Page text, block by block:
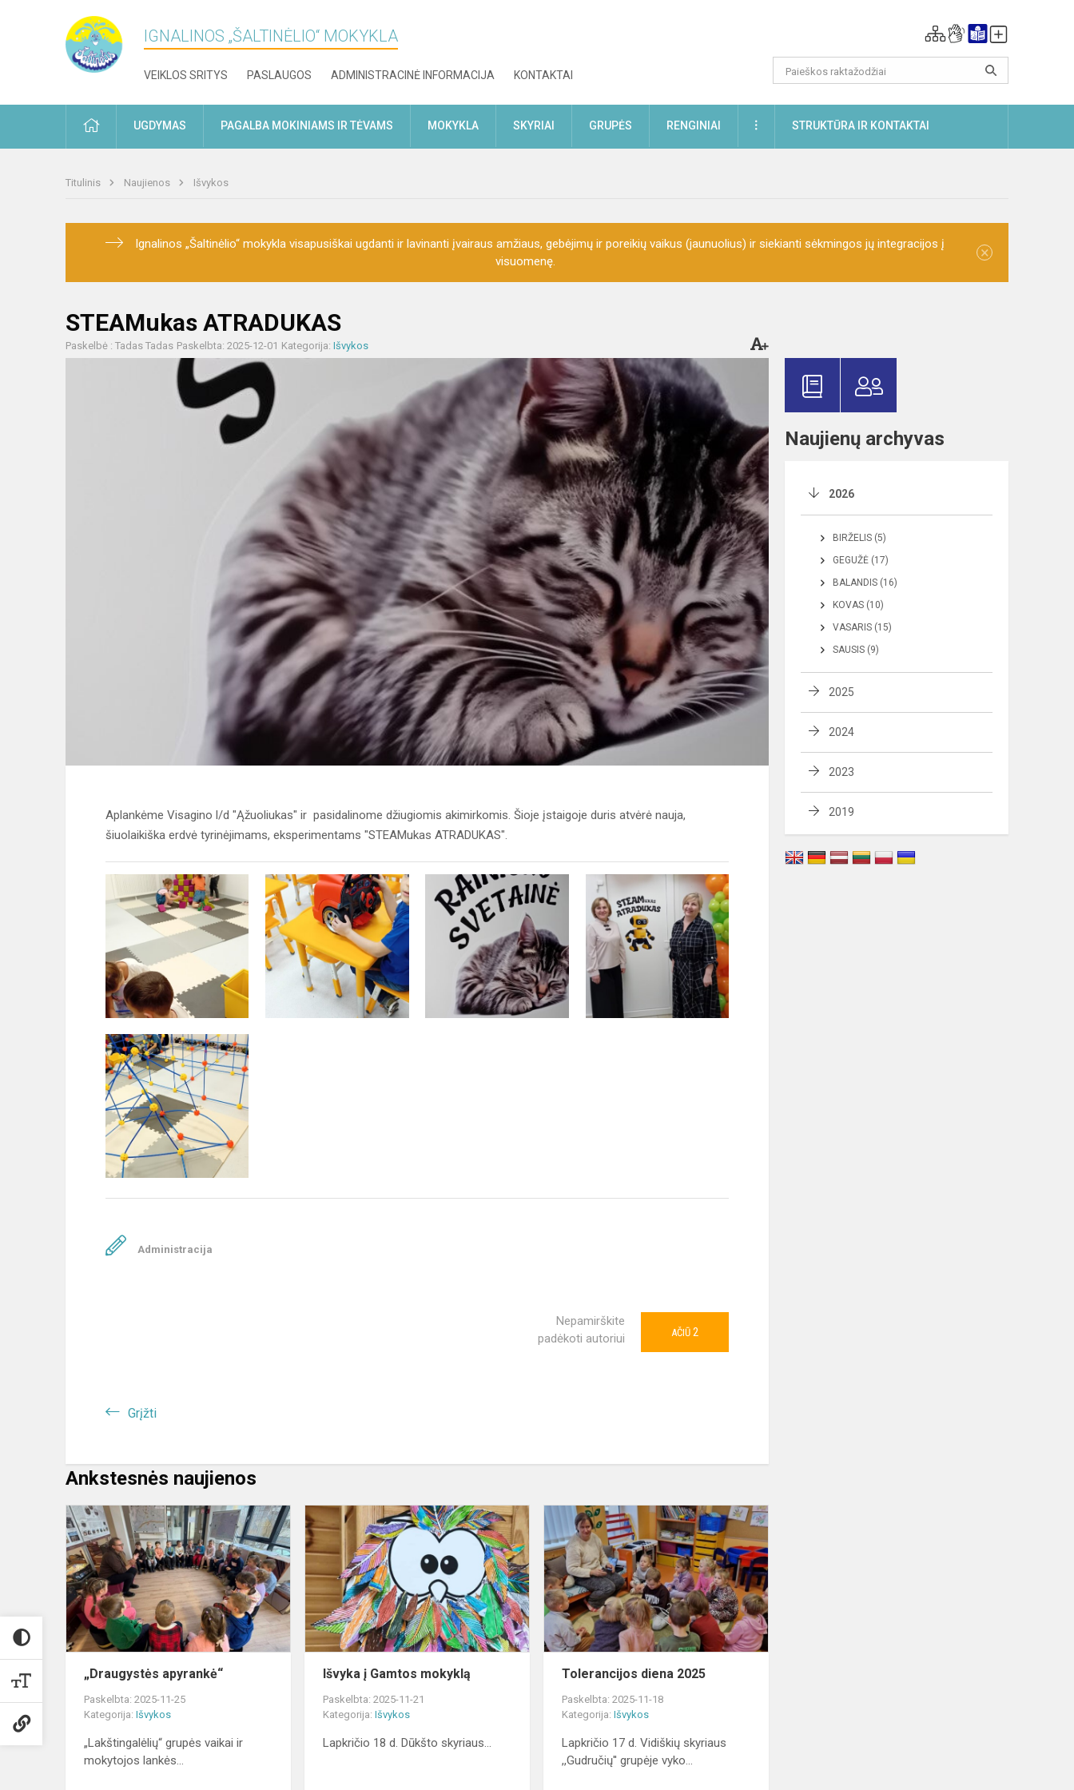
IGNALINOS „ŠALTINĖLIO“ MOKYKLA
VEIKLOS SRITYS PASLAUGOS ADMINISTRACINĖ INFORMACIJA KONTAKTAI
PRADŽIAUGDYMAS PAGALBA MOKINIAMS IR TĖVAMS MOKYKLA SKYRIAI GRUPĖS RENGINIAI DAUGIAUSTRUKTŪRA IR KONTAKTAI
Titulinis Naujienos Išvykos
Ignalinos „Šaltinėlio“ mokykla visapusiškai ugdanti ir lavinanti įvairaus amžiaus, gebėjimų ir poreikių vaikus (jaunuolius) ir siekianti sėkmingos jų integracijos į
visuomenę.
×
STEAMukas ATRADUKAS
Paskelbė : Tadas Tadas Paskelbta: 2025-12-01 Kategorija: Išvykos
Aplankėme Visagino l/d "Ąžuoliukas" ir pasidalinome džiugiomis akimirkomis. Šioje įstaigoje duris atvėrė nauja,
šiuolaikiška erdvė tyrinėjimams, eksperimentams "STEAMukas ATRADUKAS".
Administracija
Nepamirškite
padėkoti autoriui
AČIŪ 2
Grįžti
Ankstesnės naujienos
„Draugystės
apyrankė“
„Draugystės apyrankė“
Paskelbta: 2025-11-25
Kategorija: Išvykos
„Lakštingalėlių“ grupės vaikai ir
mokytojos lankės...
Išvyka
į
Gamtos
mokyklą
Išvyka į Gamtos mokyklą
Paskelbta: 2025-11-21
Kategorija:Išvykos
Lapkričio 18 d. Dūkšto skyriaus...
Tolerancijos
diena
2025
Tolerancijos diena 2025
Paskelbta: 2025-11-18
Kategorija:Išvykos
Lapkričio 17 d. Vidiškių skyriaus
,,Gudručių'' grupėje vyko...
Naujienų archyvas
2026
BIRŽELIS (5)
GEGUŽĖ (17)
BALANDIS (16)
KOVAS (10)
VASARIS (15)
SAUSIS (9)
2025
2024
2023
2019